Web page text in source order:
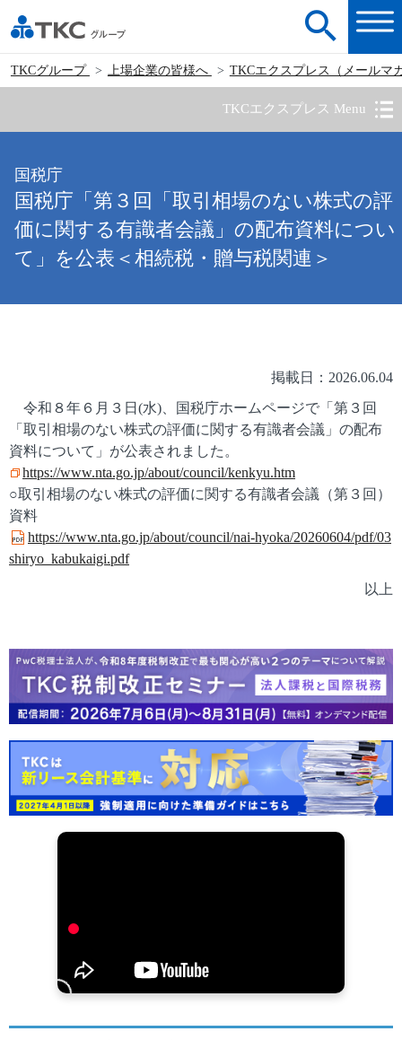
TKCグループ 上場企業の皆様へ TKCエクスプレス（メールマ
TKCエクスプレス Menu
国税庁
国税庁「第３回「取引相場のない株式の評
価に関する有識者会議」の配布資料につい
て」を公表＜相続税・贈与税関連＞
掲載日：2026.06.04
令和８年６月３日(水)、国税庁ホームページで「第３回
「取引相場のない株式の評価に関する有識者会議」の配布
資料について」が公表されました。
https://www.nta.go.jp/about/council/kenkyu.htm
○取引相場のない株式の評価に関する有識者会議（第３回）
資料
https://www.nta.go.jp/about/council/nai-hyoka/20260604/pdf/03
shiryo_kabukaigi.pdf
以上